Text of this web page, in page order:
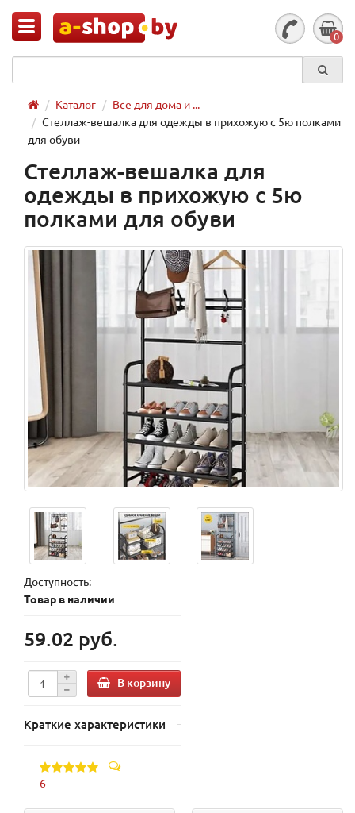
0
Каталог
Все для дома и ...
Стеллаж-вешалка для одежды в прихожую с 5ю полками
для обуви
Стеллаж-вешалка для
одежды в прихожую с 5ю
полками для обуви
Доступность:
Товар в наличии
59.02 руб.
В корзину
Краткие характеристики
6